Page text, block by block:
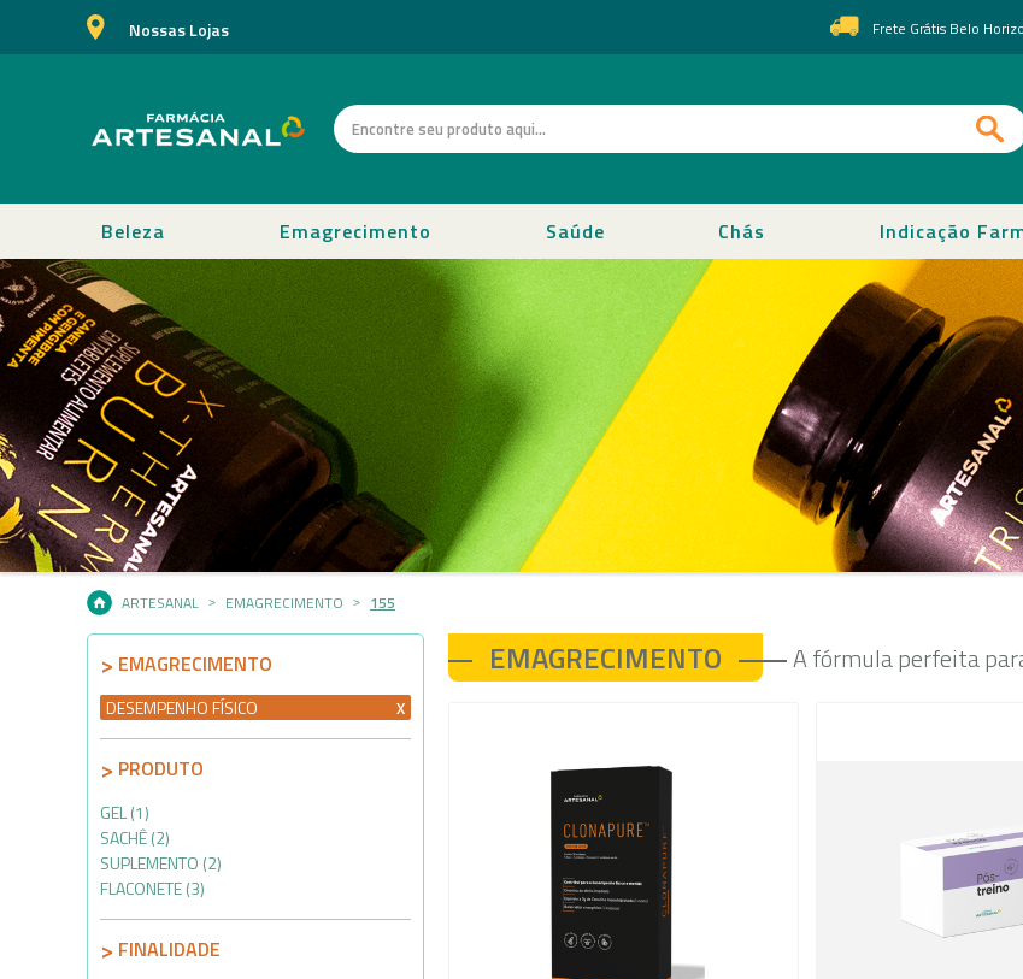
Nossas Lojas Frete Grátis Belo
Beleza Emagrecimento Saúde Chás Indicação
ARTESANAL EMAGRECIMENTO 155
EMAGRECIMENTO
DESEMPENHO FÍSICO
PRODUTO
GEL (1)
SACHÊ (2)
SUPLEMENTO (2)
FLACONETE (3)
FINALIDADE
EMAGRECIMENTO A fórmula perfeita